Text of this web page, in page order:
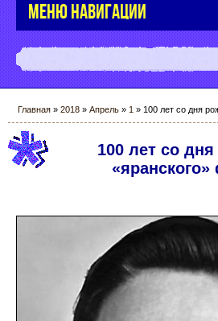
МЕНЮ НАВИГАЦИИ
Главная» 2018 » Апрель » 1 » 100 лет со дня
100 лет со